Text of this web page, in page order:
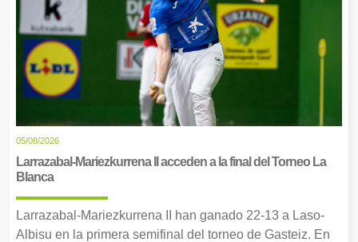
05/08/2026
Larrazabal-Mariezkurrena II acceden a la final del Torneo La
Blanca
Larrazabal-Mariezkurrena II han ganado 22-13 a Laso-
Albisu en la primera semifinal del torneo de Gasteiz. En